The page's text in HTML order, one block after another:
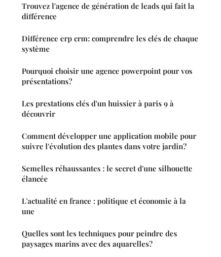
Trouvez l'agence de génération de leads qui fait la
différence
Différence erp crm: comprendre les clés de chaque
système
Pourquoi choisir une agence powerpoint pour vos
présentations?
Les prestations clés d'un huissier à paris 9 à
découvrir
Comment développer une application mobile pour
suivre l'évolution des plantes dans votre jardin?
Semelles réhaussantes : le secret d'une silhouette
élancée
L'actualité en france : politique et économie à la
une
Quelles sont les techniques pour peindre des
paysages marins avec des aquarelles?